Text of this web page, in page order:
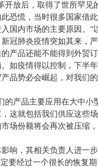
放后，取得了世所罕见的
恐慌，当时很多国家借
入国内市场的主要原因。
冠肺炎疫情突如其来，
产品还能不能得到外贸
如疫情得以控制，下半
品势必会崛起，对我们的
产品主要应用在大中小
这就包括我们供应这些
场份额将会再次被压缩
，其相关负责人进一步
要经过一个很长的恢复